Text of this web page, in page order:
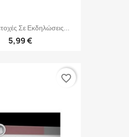
Σε Εκδηλώσεις...
5,99 €
favorite_border